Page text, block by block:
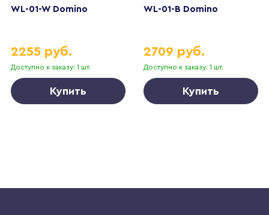
WL-01-W Domino
Доступно к заказу: 1 шт.
2255 руб.
Купить
WL-01-B Domino
Доступно к заказу: 1 шт.
2709 руб.
Купить